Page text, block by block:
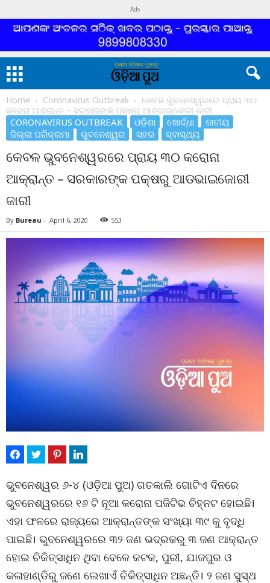
Ads
Home Coronavirus Outbreak
କେବଳ ଭୁବନେଶ୍ୱରରେ ପ୍ରାୟ ୩୦
କରୋନା ଆକ୍ରାନ୍ତ – ସରକାରଙ୍କ ପକ୍ଷରୁ ଆଡଭାଇଜୋରୀ ଜାରୀ
CORONAVIRUS OUTBREAK ଓଡ଼ିଶା ଖୋର୍ଦ୍ଧା
ଜାତୀୟ
ଜିଲ୍ଲା ପରିକ୍ରମା
ଭୁବନେଶ୍ୱର ସହର ସ୍ବାସ୍ଥ୍ୟ
କେବଳ ଭୁବନେଶ୍ୱରରେ ପ୍ରାୟ ୩୦ କରୋନା
ଆକ୍ରାନ୍ତ – ସରକାରଙ୍କ ପକ୍ଷରୁ ଆଡଭାଇଜୋରୀ
ଜାରୀ
By Bureau - April 6, 2020 553
ଭୁବନେଶ୍ୱର ୬-୪ (ଓଡ଼ିଆ ପୁଅ) ଗତକାଲି ଗୋଟିଏ ଦିନରେ
ଭୁବନେଶ୍ୱରରେ ୧୬ ଟି ନୂଆ କରୋନା ପଜିଟିଭ ଚିହ୍ନଟ ହୋଇଛି।
ଏହା ଫଳରେ ରାଜ୍ୟରେ ଆକ୍ରାନ୍ତଙ୍କ ସଂଖ୍ୟା ୩୯ କୁ ବୃଦ୍ଧି
ପାଇଛି। ଭୁବନେଶ୍ୱରରେ ୩୨ ଜଣ ଭଦ୍ରକରୁ ୩ ଜଣ ଆକ୍ରାନ୍ତ
ହୋଇ ଚିକିତ୍ସାଧିନ ଥିବା ବେଳେ କଟକ, ପୁରୀ, ଯାଜପୁର ଓ
କଳାହାଣ୍ଡିରୁ ଜଣେ ଲେଖାଏଁ ଚିକିତ୍ସାଧିନ ଅଛନ୍ତି। ୨ ଜଣ ସୁସ୍ଥ